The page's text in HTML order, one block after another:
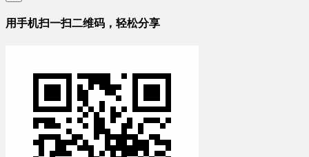
用手机扫一扫二维码，轻松分享